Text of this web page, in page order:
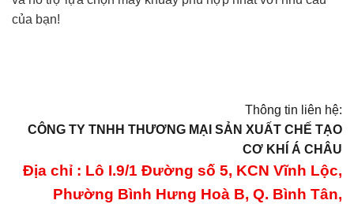
của bạn!
Thông tin liên hệ:
CÔNG TY TNHH THƯƠNG MẠI SẢN XUẤT CHẾ TẠO
CƠ KHÍ Á CHÂU
Địa chỉ : Lô I.9/1 Đường số 5, KCN Vĩnh Lộc,
Phường Bình Hưng Hoà B, Q. Bình Tân,